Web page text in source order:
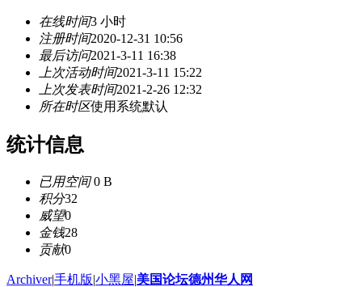
在线时间3 小时
注册时间2020-12-31 10:56
最后访问2021-3-11 16:38
上次活动时间2021-3-11 15:22
上次发表时间2021-2-26 12:32
所在时区使用系统默认
统计信息
已用空间0 B
积分32
威望0
金钱28
贡献0
Archiver|手机版|小黑屋|美国论坛德州华人网